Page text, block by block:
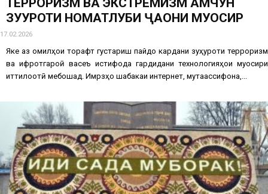
ТЕРРОРИЗМ ВА ЭКСТРЕМИЗМ ҲАМЧУН
ЗУҲУРОТИ НОМАТЛУБИ ҶАҲОНИ МУОСИР
17.02.2026
Яке аз омилҳои торафт густариш пайдо кардани зуҳуроти терроризм
ва ифротгароӣ васеъ истифода гардидани технологияҳои муосири
иттилоотӣ мебошад. Имрӯзҳо шабакаи интернет, мутаассифона,...